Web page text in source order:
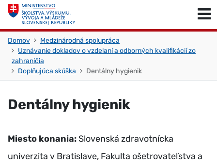
Skočiť na obsah
Domov
Medzinárodná spolupráca
Uznávanie dokladov o vzdelaní a odborných kvalifikácií zo
zahraničia
Doplňujúca skúška
Dentálny hygienik
Dentálny hygienik
Miesto konania: Slovenská zdravotnícka
univerzita v Bratislave, Fakulta ošetrovateľstva a
Skočiť na začiatok stránky